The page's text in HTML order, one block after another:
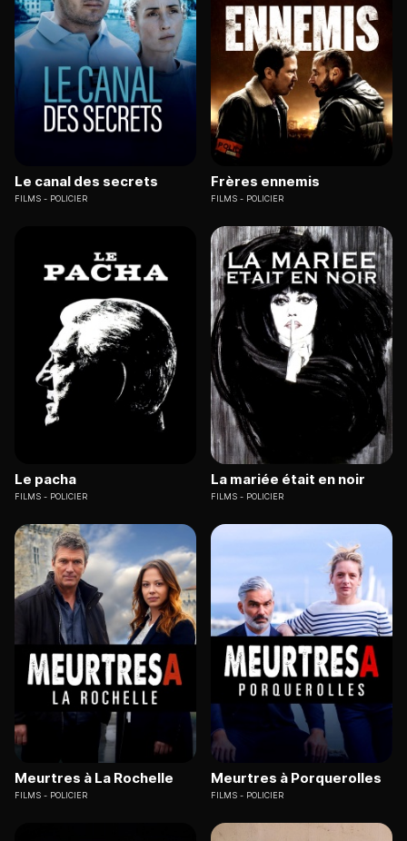
Le canal des secrets
FILMS POLICIER
Frères ennemis
FILMS POLICIER
Le pacha
FILMS POLICIER
La mariée était en noir
FILMS POLICIER
Meurtres à La Rochelle
FILMS POLICIER
Meurtres à Porquerolles
FILMS POLICIER